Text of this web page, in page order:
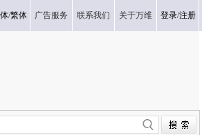
/繁体 广告服务 联系我们 关于万维 登录/注册